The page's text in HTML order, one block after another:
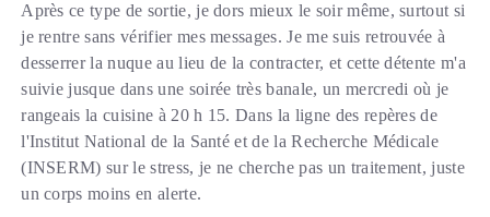
Après ce type de sortie, je dors mieux le soir même, surtout si
je rentre sans vérifier mes messages. Je me suis retrouvée à
desserrer la nuque au lieu de la contracter, et cette détente m'a
suivie jusque dans une soirée très banale, un mercredi où je
rangeais la cuisine à 20 h 15. Dans la ligne des repères de
l'Institut National de la Santé et de la Recherche Médicale
(INSERM) sur le stress, je ne cherche pas un traitement, juste
un corps moins en alerte.